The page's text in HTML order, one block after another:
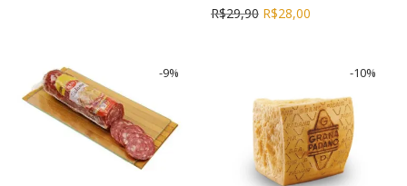
R$29,90 R$28,00
-9% -10%